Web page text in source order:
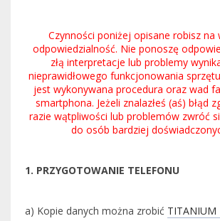
Czynności poniżej opisane robisz na
odpowiedzialność. Nie ponoszę
złą interpretacje lub problemy
nieprawidłowego funkcjonowania
jest wykonywana procedura oraz wad
smartphona. Jeżeli znalazłeś (aś) błąd
razie wątpliwości lub problemów zwróć
do osób bardziej
1. PRZYGOTOWANIE TELEFONU
a) Kopie danych można zrobić TITANIUM